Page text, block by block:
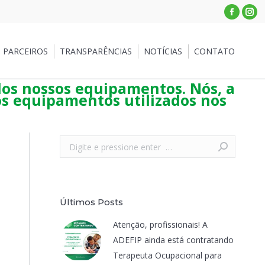
PARCEIROS TRANSPARÊNCIAS NOTÍCIAS CONTATO
nossos equipamentos. Nós, a
equipamentos utilizados nos
Search:
Últimos Posts
Atenção, profissionais! A
ADEFIP ainda está contratando
Terapeuta Ocupacional para